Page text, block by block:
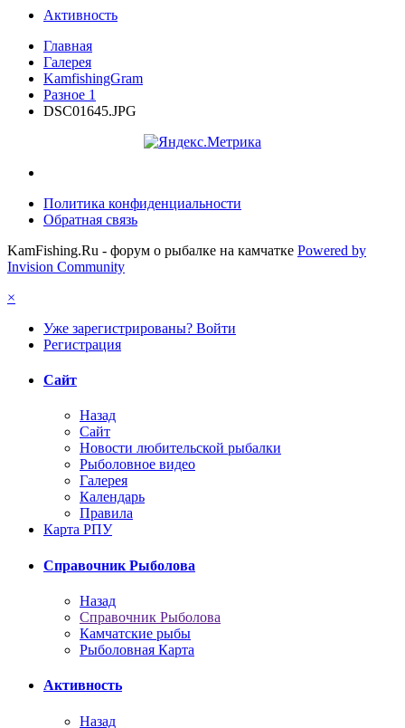
Активность
Главная
Галерея
KamfishingGram
Разное 1
DSC01645.JPG
Политика конфиденциальности
Обратная связь
KamFishing.Ru - форум о рыбалке на камчатке Powered by
Invision Community
×
Уже зарегистрированы? Войти
Регистрация
Сайт
Назад
Сайт
Новости любительской рыбалки
Рыболовное видео
Галерея
Календарь
Правила
Карта РПУ
Справочник Рыболова
Назад
Справочник Рыболова
Камчатские рыбы
Рыболовная Карта
Активность
Назад